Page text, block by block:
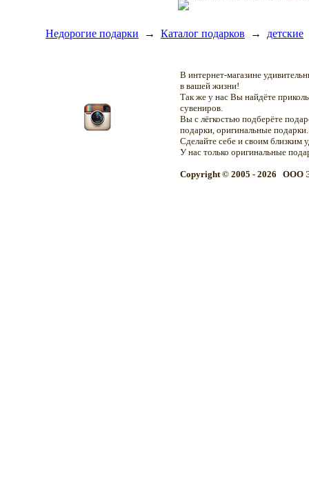
Недорогие подарки → Каталог подарков → детские
В интернет-магазине
в вашей жизни!
Так же у нас Вы найдёте
сувениров.
Вы с лёгкостью подберёте
подарки, оригинальные подарки.
Сделайте себе и своим близким
У нас только оригинальные
Copyright © 2005 - 2026 OOO